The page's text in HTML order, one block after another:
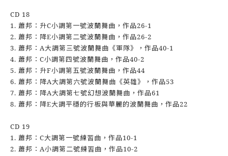
CD 18
1. 蕭邦：升C小調第一號波蘭舞曲，作品26-1
2. 蕭邦：降E小調第二號波蘭舞曲，作品26-2
3. 蕭邦：A大調第三號波蘭舞曲《軍隊》，作品40-1
4. 蕭邦：C小調第四號波蘭舞曲，作品40-2
5. 蕭邦：升F小調第五號波蘭舞曲，作品44
6. 蕭邦：降A大調第六號波蘭舞曲《英雄》，作品53
7. 蕭邦：降A大調第七號幻想波蘭舞曲，作品61
8. 蕭邦：降E大調平穩的行板與華麗的波蘭舞曲，作品22
CD 19
1. 蕭邦：C大調第一號練習曲，作品10-1
2. 蕭邦：A小調第二號練習曲，作品10-2